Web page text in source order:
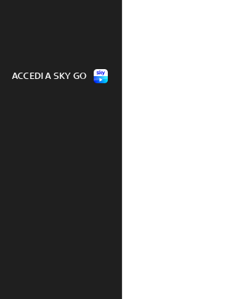
ACCEDI A SKY GO